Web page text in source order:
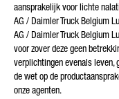
aansprakelijk voor lichte
AG / Daimler Truck Belgium
AG / Daimler Truck Belgium
voor zover deze geen
verplichtingen evenals leven,
de wet op de
onze agenten.